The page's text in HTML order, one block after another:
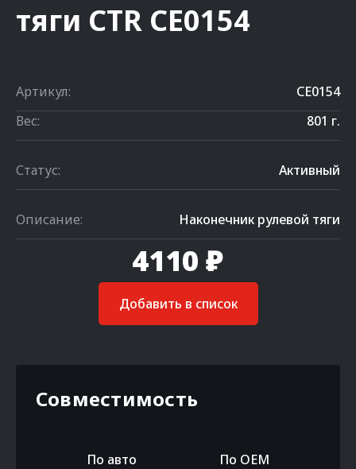
тяги CTR CE0154
Артикул:
CE0154
Вес:
801 г.
Статус: Активный
Описание: Наконечник рулевой тяги
4110 ₽
Добавить в список
Совместимость
По авто По OEM